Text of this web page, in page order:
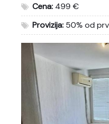
Cena: 499 €
Provizija: 50% od